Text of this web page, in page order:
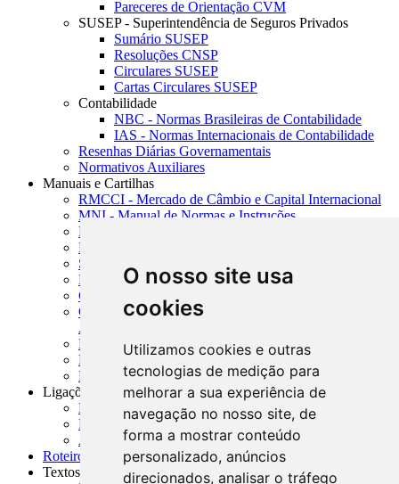
O nosso site usa
cookies
Utilizamos cookies e outras
tecnologias de medição para
melhorar a sua experiência de
navegação no nosso site, de
forma a mostrar conteúdo
personalizado, anúncios
direcionados, analisar o tráfego
Pareceres de Orientação CVM
SUSEP - Superintendência de Seguros Privados
Sumário SUSEP
Resoluções CNSP
Circulares SUSEP
Cartas Circulares SUSEP
Contabilidade
NBC - Normas Brasileiras de Contabilidade
IAS - Normas Internacionais de Contabilidade
Resenhas Diárias Governamentais
Normativos Auxiliares
Manuais e Cartilhas
RMCCI - Mercado de Câmbio e Capital Internacional
MNI - Manual de Normas e Instruções
MTVM - Manual de Títulos e Valores Mobiliários
MCR - Manual de Crédito Rural
SISORF - Manual de Organização do SFN
MASUP - Manual de Supervisão Bancária
CADOC - Catálogo de Documentos
CNAE-CONCLA - Classificação Nacional de
Atividades Econômicas
PMF - Cartilhas do BCB
Manuais Auxiliares do BCB e Cosif-e
Resenhas Diárias Governamentais
Ligações Externas
Links Úteis
Presidência da República
Agências Nacionais Reguladoras
Roteiros para Estudos
Textos